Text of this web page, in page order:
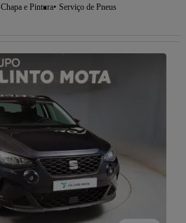
Chapa e Pintura Serviço de Pneus